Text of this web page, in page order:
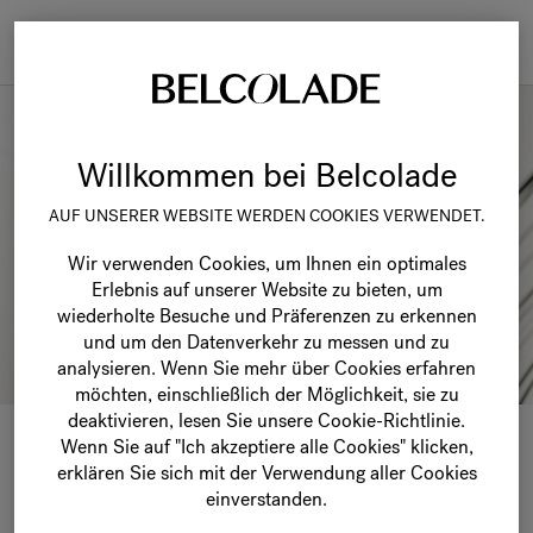
WIE KREIERT MAN
Willkommen bei Belcolade
AUF UNSERER WEBSITE WERDEN COOKIES VERWENDET.
Wir verwenden Cookies, um Ihnen ein optimales
Erlebnis auf unserer Website zu bieten, um
wiederholte Besuche und Präferenzen zu erkennen
und um den Datenverkehr zu messen und zu
analysieren. Wenn Sie mehr über Cookies erfahren
möchten, einschließlich der Möglichkeit, sie zu
deaktivieren, lesen Sie unsere Cookie-Richtlinie.
Wenn Sie auf "Ich akzeptiere alle Cookies" klicken,
erklären Sie sich mit der Verwendung aller Cookies
einverstanden.